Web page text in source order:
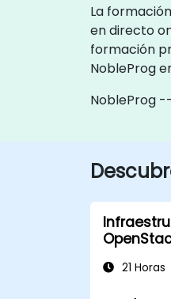
La
en directo
formación
NobleProg
NobleProg
21 Horas